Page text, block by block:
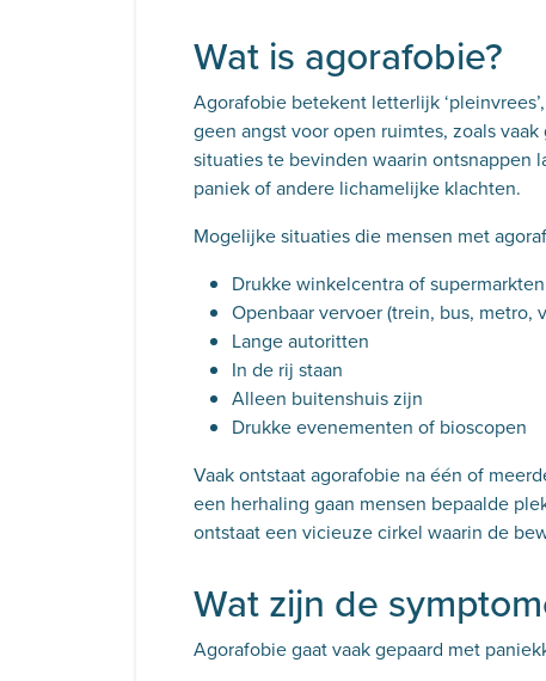
Wat is agorafobie?
Agorafobie betekent letterlijk
geen angst voor open ruimtes, zoals
situaties te bevinden waarin ontsnappen
paniek of andere lichamelijke klachten.
Mogelijke situaties die mensen met
Drukke winkelcentra of supermarkten
Openbaar vervoer (trein, bus, metro,
Lange autoritten
In de rij staan
Alleen buitenshuis zijn
Drukke evenementen of bioscopen
Vaak ontstaat agorafobie na één of
een herhaling gaan mensen bepaalde
ontstaat een vicieuze cirkel waarin de
Wat zijn de
Agorafobie gaat vaak gepaard met